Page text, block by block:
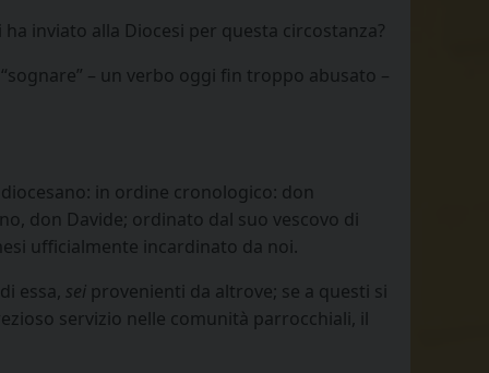
inviato alla Diocesi per questa circostanza?
– un verbo oggi fin troppo abusato –
in ordine cronologico: don
don Davide; ordinato dal suo vescovo di
ufficialmente incardinato da noi.
essa, sei provenienti da altrove; se a questi si
servizio nelle comunità parrocchiali, il